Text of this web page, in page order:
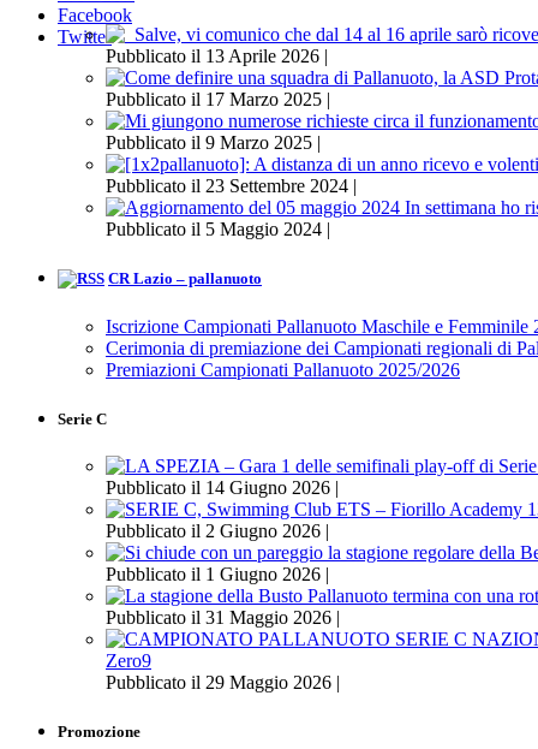
Facebook
Twitter
Pubblicato il 13 Aprile 2026 |
Pubblicato il 17 Marzo 2025 |
Pubblicato il 9 Marzo 2025 |
Pubblicato il 23 Settembre 2024 |
Pubblicato il 5 Maggio 2024 |
CR Lazio – pallanuoto
Iscrizione Campionati Pallanuoto Maschile e Femminile
Cerimonia di premiazione dei Campionati regionali di
Premiazioni Campionati Pallanuoto 2025/2026
Serie C
Pubblicato il 14 Giugno 2026 |
Pubblicato il 2 Giugno 2026 |
Pubblicato il 1 Giugno 2026 |
Pubblicato il 31 Maggio 2026 |
Zero9
Pubblicato il 29 Maggio 2026 |
Promozione